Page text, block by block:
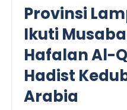
Provinsi
Ikuti
Hafalan Al-
Hadist
Arabia